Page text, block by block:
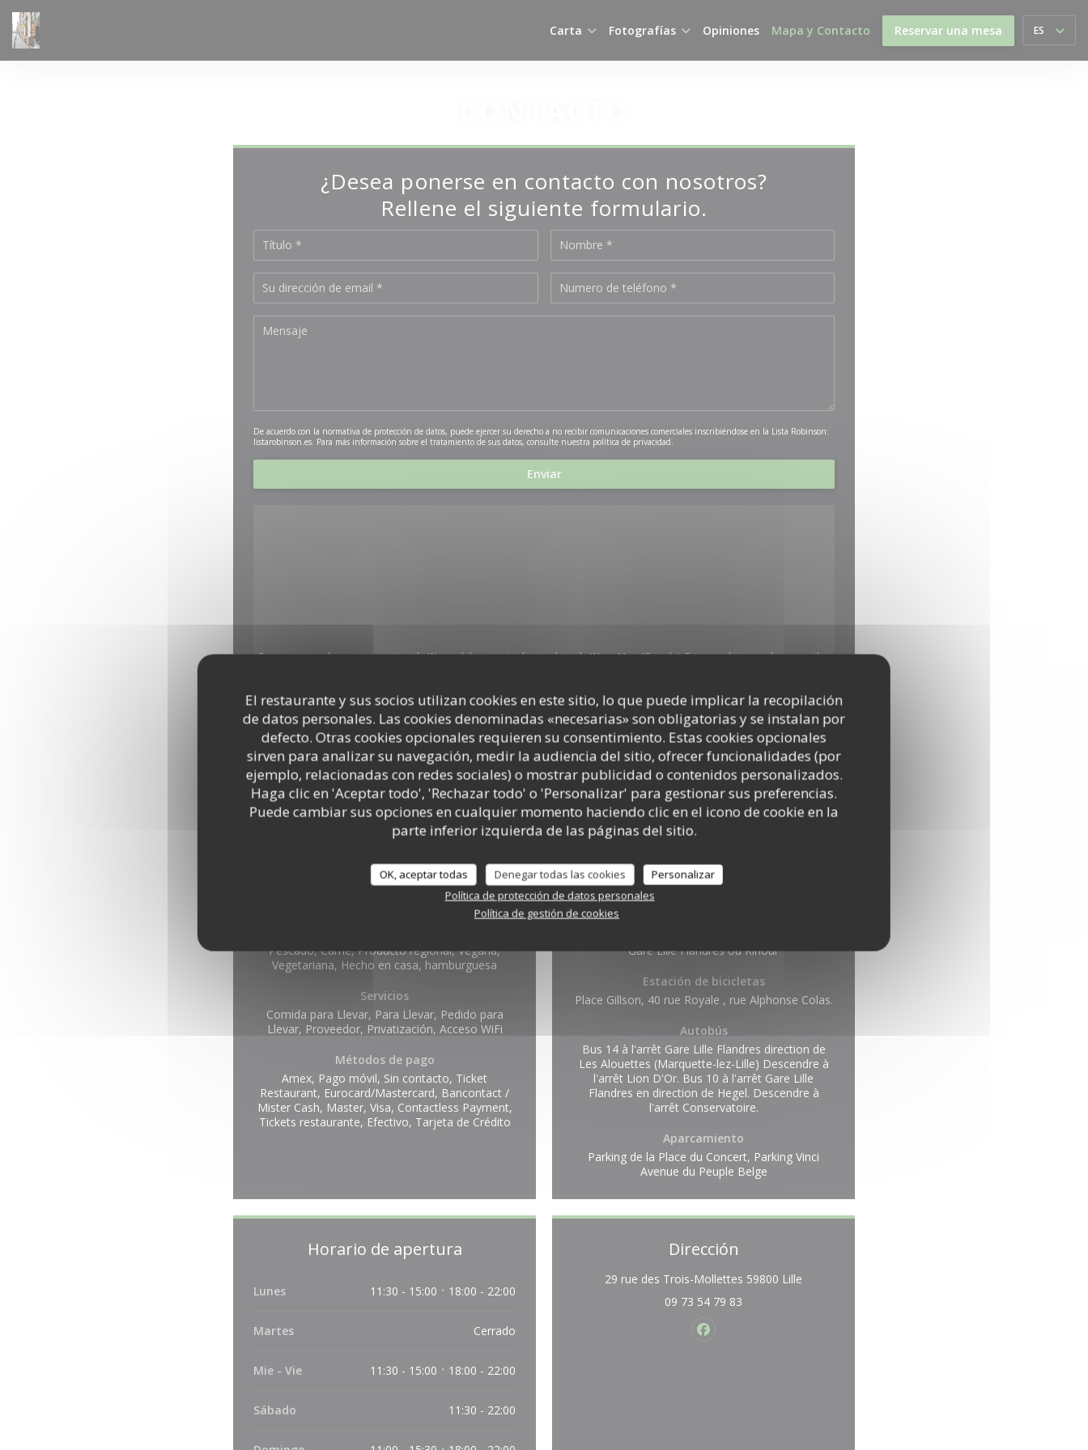
Personalización de sus opciones de cookies
El restaurante y sus socios utilizan cookies en este sitio, lo que puede implicar la recopilación
de datos personales. Las cookies denominadas «necesarias» son obligatorias y se instalan por
defecto. Otras cookies opcionales requieren su consentimiento. Estas cookies opcionales
sirven para analizar su navegación, medir la audiencia del sitio, ofrecer funcionalidades (por
ejemplo, relacionadas con redes sociales) o mostrar publicidad o contenidos personalizados.
Haga clic en 'Aceptar todo', 'Rechazar todo' o 'Personalizar' para gestionar sus preferencias.
Puede cambiar sus opciones en cualquier momento haciendo clic en el icono de cookie en la
parte inferior izquierda de las páginas del sitio.
OK, aceptar todas Denegar todas las cookies
Personalizar
Política de protección de datos personales
Política de gestión de cookies
Carta Fotografías Opiniones Mapa y Contacto Reservar una mesa ES
¿Desea ponerse en contacto con nosotros?
Rellene el siguiente formulario.
De acuerdo con la normativa de protección de datos, puede ejercer su derecho a no recibir comunicaciones comerciales inscribiéndose en la Lista Robinson:
listarobinson.es. Para más información sobre el tratamiento de sus datos, consulte nuestra política de privacidad.
Para mostrar el mapa interactivo de Waze, debe aceptar las cookies de Waze Map (Google). Estas cookies pueden recopilar
Información general
Pescado, Carne, Producto regional, Vegana,
Vegetariana, Hecho en casa, hamburguesa
Servicios
Comida para Llevar, Para Llevar, Pedido para
Llevar, Proveedor, Privatización, Acceso WiFi
Métodos de pago
Amex, Pago móvil, Sin contacto, Ticket
Restaurant, Eurocard/Mastercard, Bancontact /
Mister Cash, Master, Visa, Contactless Payment,
Tickets restaurante, Efectivo, Tarjeta de Crédito
Gare Lille Flandres ou Rihour
Estación de bicicletas
Place Gillson, 40 rue Royale , rue Alphonse Colas.
Autobús
Bus 14 à l'arrêt Gare Lille Flandres direction de
Les Alouettes (Marquette-lez-Lille) Descendre à
l'arrêt Lion D'Or. Bus 10 à l'arrêt Gare Lille
Flandres en direction de Hegel. Descendre à
l'arrêt Conservatoire.
Aparcamiento
Parking de la Place du Concert, Parking Vinci
Avenue du Peuple Belge
Horario de apertura
Lunes 11:30 - 15:00 • 18:00 - 22:00
Martes Cerrado
Mie - Vie 11:30 - 15:00 • 18:00 - 22:00
Sábado 11:30 - 22:00
Dirección
29 rue des Trois-Mollettes 59800 Lille
09 73 54 79 83
Facebook ((abre en una nueva ventana))